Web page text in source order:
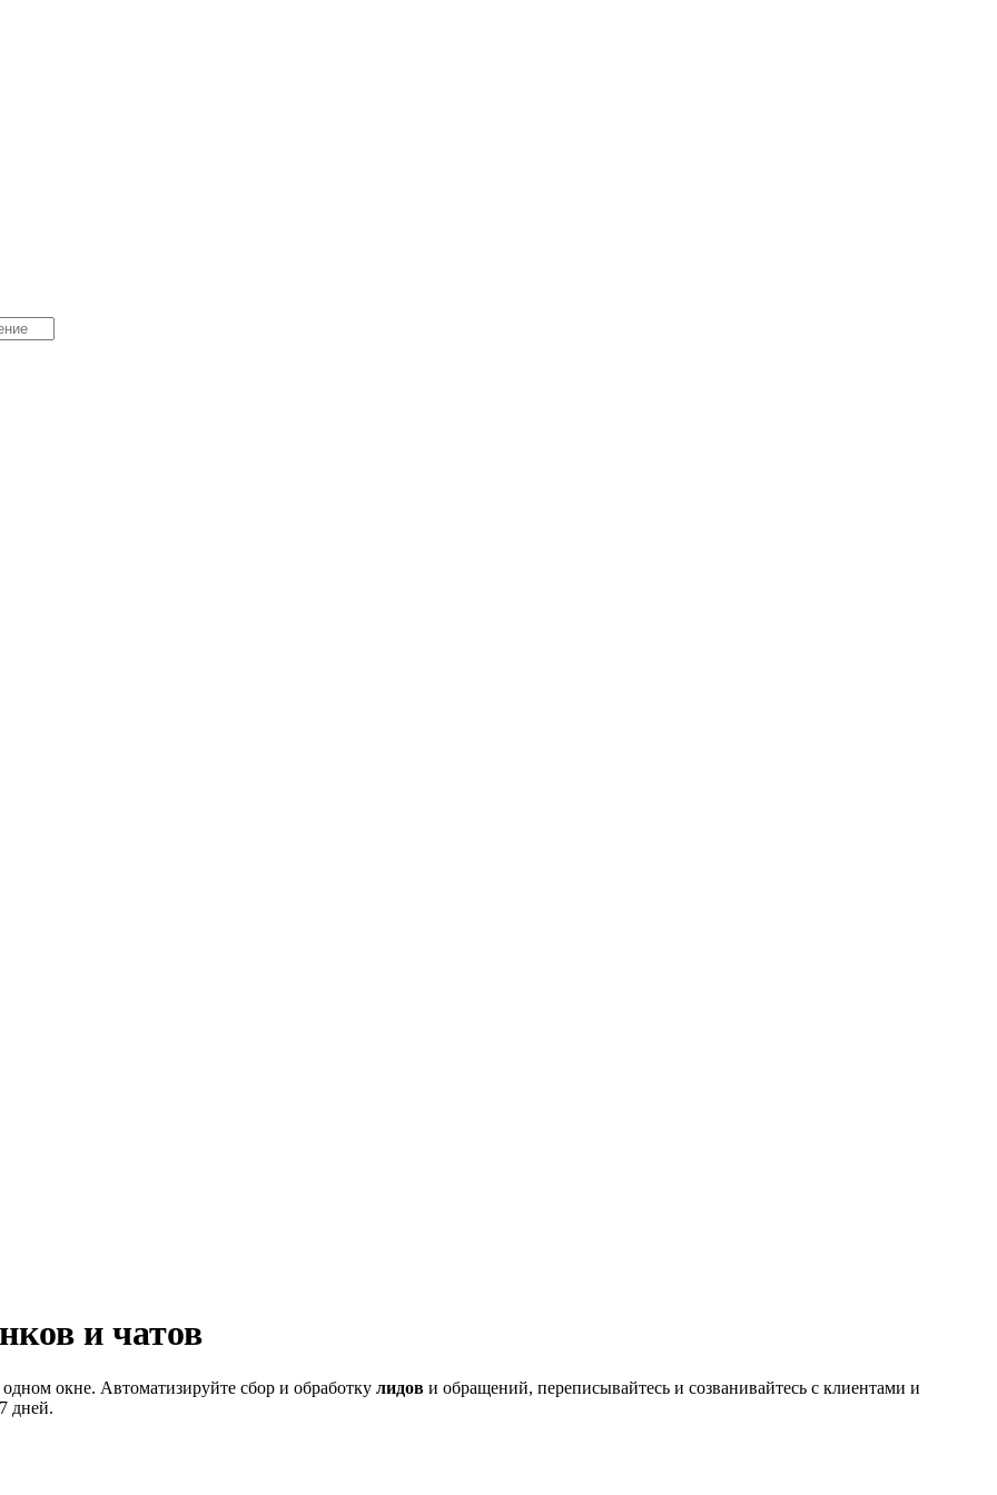
и чатов
окне. Автоматизируйте сбор и обработку лидов и обращений, переписывайтесь и созванивайтесь с клиентами и
дней.